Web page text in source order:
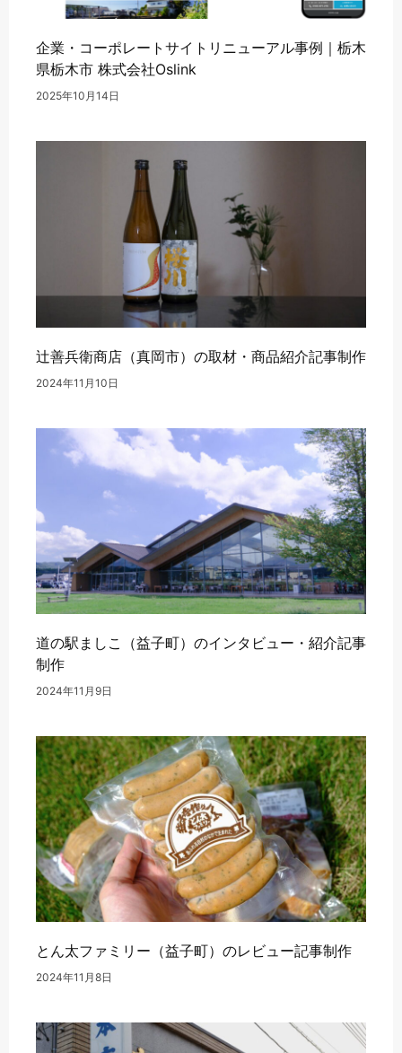
企業・コーポレートサイトリニューアル事例｜栃木
県栃木市 株式会社Oslink
2025年10月14日
辻善兵衛商店（真岡市）の取材・商品紹介記事制作
2024年11月10日
道の駅ましこ（益子町）のインタビュー・紹介記事
制作
2024年11月9日
とん太ファミリー（益子町）のレビュー記事制作
2024年11月8日